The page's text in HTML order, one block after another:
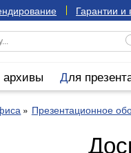
Гарантии и
архивы Для
Презентационное